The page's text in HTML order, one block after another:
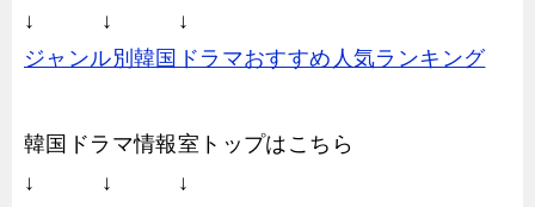
↓ ↓ ↓
ジャンル別韓国ドラマおすすめ人気ランキング
韓国ドラマ情報室トップはこちら
↓ ↓ ↓